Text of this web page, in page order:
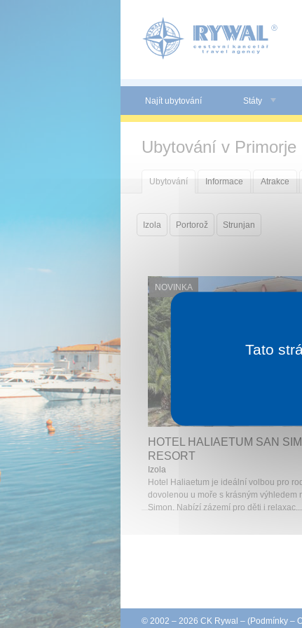
Najít ubytování Státy
Ubytování v Primorje
Ubytování Informace Atrakce
Izola Portorož Strunjan
NOVINKA
HOTEL HALIAETUM SAN
RESORT
Izola
Hotel Haliaetum je ideální volbou pro
dovolenou u moře s krásným výhledem
Simon. Nabízí zázemí pro děti i relaxac...
© 2002 – 2026 CK Rywal – (Podmínky –
Tato